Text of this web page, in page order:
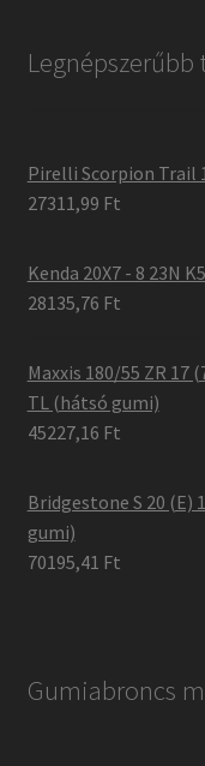
Legnépszerűbb
Pirelli Scorpion Trail
27311,99 Ft
Kenda 20X7 - 8 23N
28135,76 Ft
Maxxis 180/55 ZR 17
TL (hátsó gumi)
45227,16 Ft
Bridgestone S 20 (E)
gumi)
70195,41 Ft
Gumiabroncs